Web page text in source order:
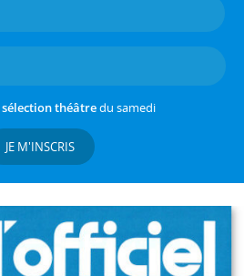
sélection théâtredu samedi
JE M'INSCRIS